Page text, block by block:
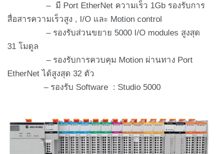
– มี Port EtherNet ความเร็ว 1Gb รองรับการ
สื่อสารความเร็วสูง , I/O และ Motion control
– รองรับส่วนขยาย 5000 I/O modules สูงสุด
31 โมดูล
– รองรับการควบคุม Motion ผ่านทาง Port
EtherNet ได้สูงสุด 32 ตัว
– รองรับ Software : Studio 5000